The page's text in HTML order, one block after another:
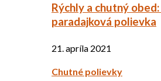
Rýchly a chutný
paradajková polievka
21. apríla 2021
Chutné polievky